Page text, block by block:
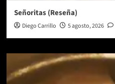
Señoritas (Reseña)
Diego Carrillo 5 agosto, 2026